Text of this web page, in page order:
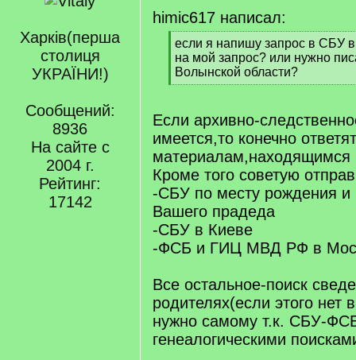
Харкiв(перша
столиця
УКРАЇНИ!)
Сообщений:
8936
На сайте с
2004 г.
Рейтинг:
17142
himic617 написал:
[
q
]
если я напишу запрос в СБУ
на мой запрос? или нужно
Волынской области?
[
q
]
Если архивно-
имеется,то конечно
материалам,находящимся
Кроме того советую
-СБУ по месту рождения и
Вашего прадеда
-СБУ в Киеве
-ФСБ и ГИЦ МВД РФ в
Все остальное-поиск
родителях(если этого нет
нужно самому т.к. СБУ-
генеалогическими